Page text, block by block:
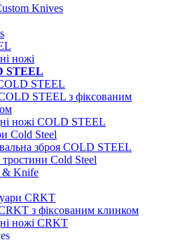
Knives
ножі
STEEL
STEEL
STEEL з фіксованим
ножі COLD STEEL
Cold Steel
зброя COLD STEEL
тростини Cold Steel
& Knife
CRKT
з фіксованим клинком
ножі CRKT